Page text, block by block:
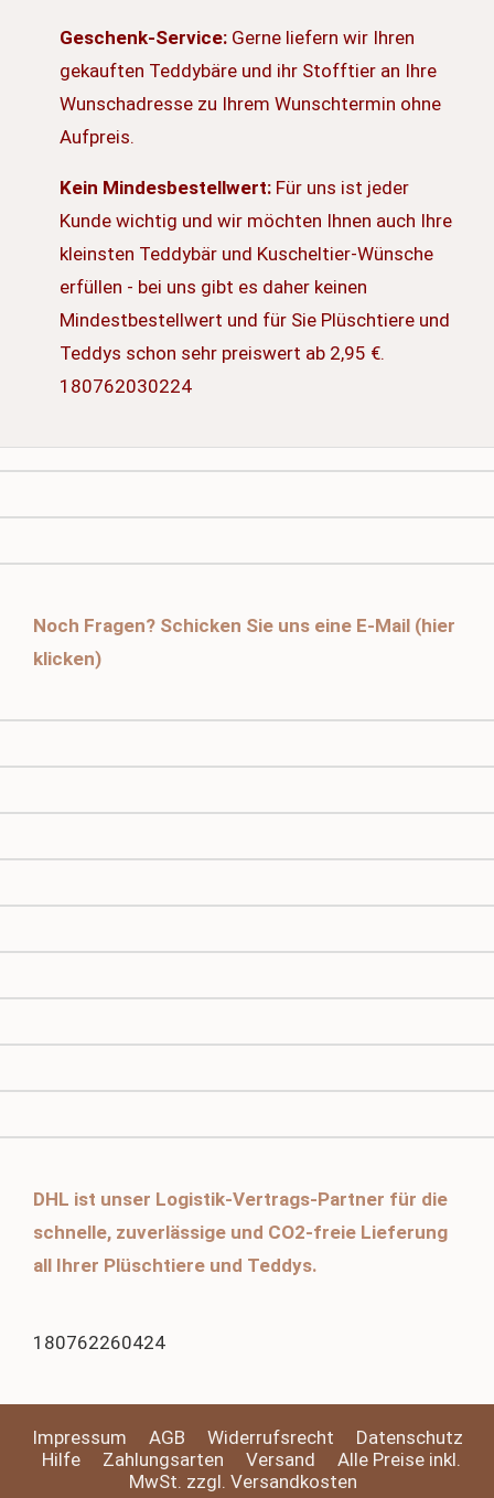
Geschenk-Service: Gerne liefern wir Ihren
gekauften Teddybäre und ihr Stofftier an Ihre
Wunschadresse zu Ihrem Wunschtermin ohne
Aufpreis.
Kein Mindesbestellwert: Für uns ist jeder
Kunde wichtig und wir möchten Ihnen auch Ihre
kleinsten Teddybär und Kuscheltier-Wünsche
erfüllen - bei uns gibt es daher keinen
Mindestbestellwert und für Sie Plüschtiere und
Teddys schon sehr preiswert ab 2,95 €.
180762030224
Noch Fragen? Schicken Sie uns eine E-Mail (hier
klicken)
DHL ist unser Logistik-Vertrags-Partner für die
schnelle, zuverlässige und CO2-freie Lieferung
all Ihrer Plüschtiere und Teddys.
180762260424
Impressum AGB Widerrufsrecht
Datenschutz
Hilfe
Zahlungsarten Versand
Alle Preise inkl.
MwSt. zzgl. Versandkosten